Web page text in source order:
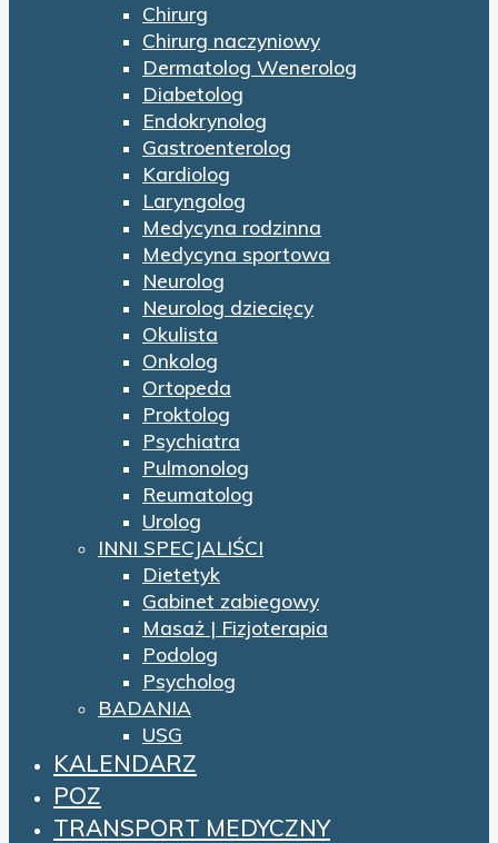
Chirurg
Chirurg naczyniowy
Dermatolog Wenerolog
Diabetolog
Endokrynolog
Gastroenterolog
Kardiolog
Laryngolog
Medycyna rodzinna
Medycyna sportowa
Neurolog
Neurolog dziecięcy
Okulista
Onkolog
Ortopeda
Proktolog
Psychiatra
Pulmonolog
Reumatolog
Urolog
INNI SPECJALIŚCI
Dietetyk
Gabinet zabiegowy
Masaż | Fizjoterapia
Podolog
Psycholog
BADANIA
USG
KALENDARZ
POZ
TRANSPORT MEDYCZNY